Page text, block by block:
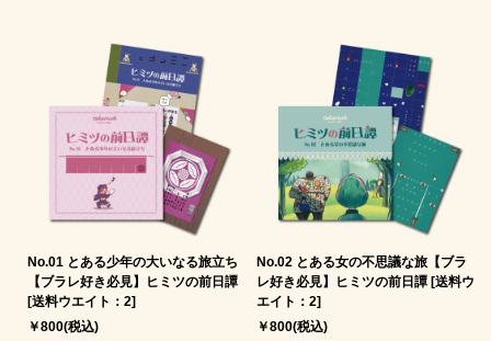
No.01 とある少年の大いなる旅立ち
【ブラレ好き必見】ヒミツの前日譚
[送料ウエイト：2]
￥800(税込)
No.02 とある女の不思議な旅【ブラ
レ好き必見】ヒミツの前日譚 [送料ウ
エイト：2]
￥800(税込)